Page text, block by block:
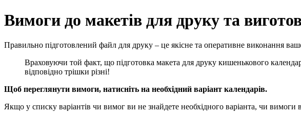
Вимоги до макетів для друку та
Правильно підготовлений файл для друку – це якісне та оперативне виконання
Враховуючи той факт, що підготовка макета для друку кишенькового
відповідно трішки різні!
Щоб переглянути вимоги, натисніть на необхідний варіант календарів.
Якщо у списку варіантів чи вимог ви не знайдете необхідного варіанта, чи